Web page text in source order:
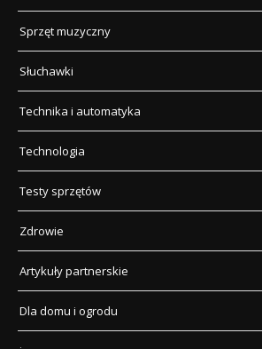
Sprzęt muzyczny
Słuchawki
Technika i automatyka
Technologia
Testy sprzętów
Zdrowie
Artykuły partnerskie
Dla domu i ogrodu